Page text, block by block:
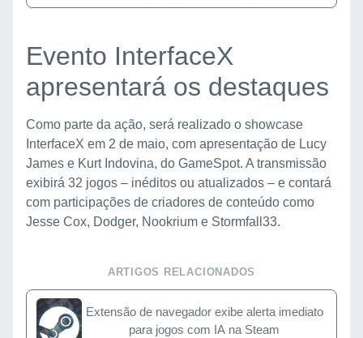
Evento InterfaceX
apresentará os destaques
Como parte da ação, será realizado o showcase
InterfaceX em 2 de maio, com apresentação de Lucy
James e Kurt Indovina, do GameSpot. A transmissão
exibirá 32 jogos – inéditos ou atualizados – e contará
com participações de criadores de conteúdo como
Jesse Cox, Dodger, Nookrium e Stormfall33.
ARTIGOS RELACIONADOS
Extensão de navegador exibe alerta imediato
para jogos com IA na Steam